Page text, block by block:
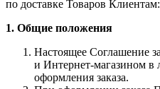
по доставке Товаров Клиентам:
1. Общие положения
Настоящее Соглашение
и Интернет-магазином в
оформления заказа.